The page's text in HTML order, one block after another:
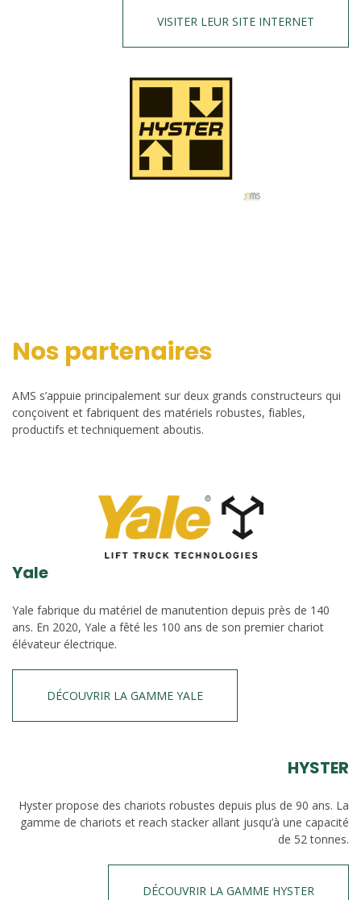
VISITER LEUR SITE INTERNET
Nos partenaires
AMS s’appuie principalement sur deux grands constructeurs qui
conçoivent et fabriquent des matériels robustes, fiables,
productifs et techniquement aboutis.
Yale
Yale fabrique du matériel de manutention depuis près de 140
ans. En 2020, Yale a fêté les 100 ans de son premier chariot
élévateur électrique.
DÉCOUVRIR LA GAMME YALE
HYSTER
Hyster propose des chariots robustes depuis plus de 90 ans. La
gamme de chariots et reach stacker allant jusqu’à une capacité
de 52 tonnes.
DÉCOUVRIR LA GAMME HYSTER